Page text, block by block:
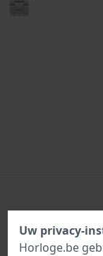
Uw privacy-
Horloge.be